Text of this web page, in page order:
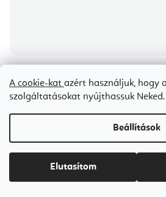
A cookie-kat azért használjuk, hogy
szolgáltatásokat nyújthassuk Neked.
Beállítások
Elutasítom
MEINL Sonic Energy kristály hangtál
D4
8-10 napon belül
Ft66 400